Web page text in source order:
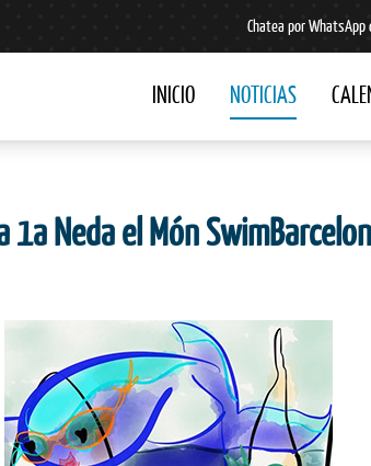
Chatea por
INICIO NOTICIAS
Neda el Món